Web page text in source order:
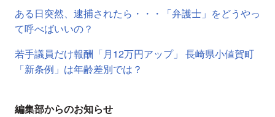
ある日突然、逮捕されたら・・・「弁護士」をどうやっ
て呼べばいいの？
若手議員だけ報酬「月12万円アップ」 長崎県小値賀町
「新条例」は年齢差別では？
編集部からのお知らせ